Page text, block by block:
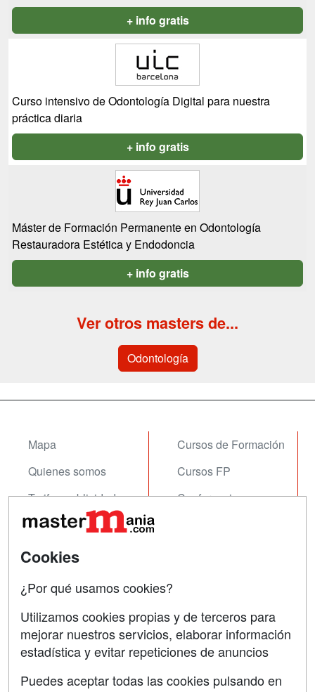
+ info gratis
Curso intensivo de Odontología Digital para nuestra
práctica diaria
+ info gratis
Máster de Formación Permanente en Odontología
Restauradora Estética y Endodoncia
+ info gratis
Ver otros masters de...
Odontología
Mapa
Quienes somos
Tarifas publicidad
Acceso Usuarios
Acceso Centros
Cursos de Formación
Cursos FP
Conferencias
Contactar
Confidencialidad
Aviso legal
Cookies
¿Por qué usamos cookies?
Utilizamos cookies propias y de terceros para
mejorar nuestros servicios, elaborar información
estadística y evitar repeticiones de anuncios
Puedes aceptar todas las cookies pulsando en